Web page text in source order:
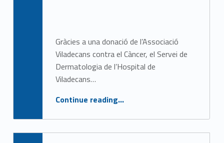
)
Gràcies a una donació de l’Associació
Viladecans contra el Càncer, el Servei de
Dermatologia de l’Hospital de
Viladecans…
Continue reading“L’Hospital de Viladecans va entregar ahir 30 dermatoscopis a l’Atenció Primària per millorar la detecció de melanomes.”
…